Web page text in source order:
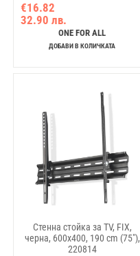
€16.82
32.90 лв.
ONE FOR ALL
ДОБАВИ В КОЛИЧКАТА
Стенна стойка за TV, FIX,
черна, 600x400, 190 cm (75"),
220814